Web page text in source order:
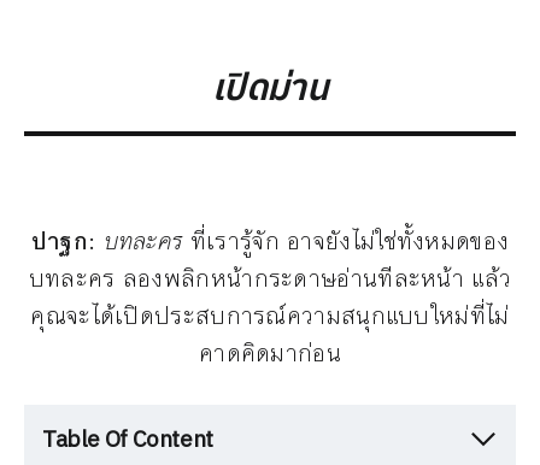
เปิดม่าน
ปาฐก: บทละครที่เรารู้จัก อาจยังไม่ใช่ทั้งหมดของ
บทละคร ลองพลิกหน้ากระดาษอ่านทีละหน้า แล้ว
คุณจะได้เปิดประสบการณ์ความสนุกแบบใหม่ที่ไม่
คาดคิดมาก่อน
Table Of Content